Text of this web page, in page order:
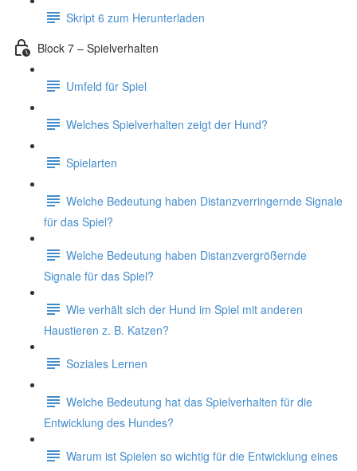
Skript 6 zum Herunterladen
Block 7 – Spielverhalten
Umfeld für Spiel
Welches Spielverhalten zeigt der Hund?
Spielarten
Welche Bedeutung haben Distanzverringernde Signale
für das Spiel?
Welche Bedeutung haben Distanzvergrößernde
Signale für das Spiel?
Wie verhält sich der Hund im Spiel mit anderen
Haustieren z. B. Katzen?
Soziales Lernen
Welche Bedeutung hat das Spielverhalten für die
Entwicklung des Hundes?
Warum ist Spielen so wichtig für die Entwicklung eines